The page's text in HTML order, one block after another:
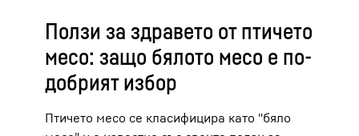
Ползи за здравето от птичето
месо: защо бялото месо е по-
добрият избор
Птичето месо се класифицира като "бяло